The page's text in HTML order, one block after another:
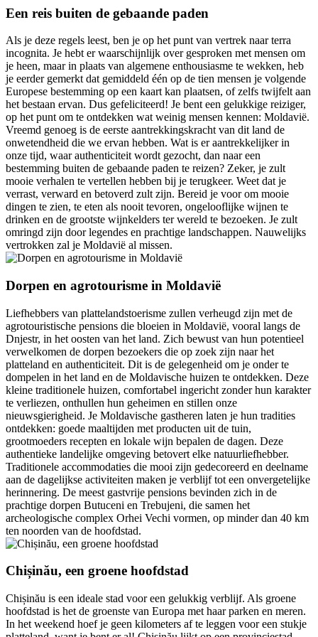
Een reis buiten de gebaande paden
Als je deze regels leest, ben je op het punt van vertrek naar terra
incognita. Je hebt er waarschijnlijk over gesproken met mensen om
je heen, maar in plaats van algemene enthousiasme te wekken, heb
je eerder gemerkt dat gemiddeld één op de tien mensen je volgende
Europese bestemming op een kaart kan plaatsen, of zelfs twijfelt aan
het bestaan ervan. Dus gefeliciteerd! Je bent een gelukkige reiziger,
op het punt om te ontdekken wat weinig mensen kennen: Moldavië.
Vreemd genoeg is de eerste aantrekkingskracht van dit land de
onwetendheid die we ervan hebben. Wat is er aantrekkelijker in
onze tijd, waar authenticiteit wordt gezocht, dan naar een
bestemming buiten de gebaande paden te reizen? Zeker, je zult
mooie verhalen te vertellen hebben bij je terugkeer. Weet dat je
verrast, verward en betoverd zult zijn. Bereid je voor om mooie
dingen te zien, te eten als nooit tevoren, ongelooflijke wijnen te
drinken en de grootste wijnkelders ter wereld te bezoeken. Je zult
omringd zijn door legendes en prachtige landschappen. Nauwelijks
vertrokken zal je Moldavië al missen.
Dorpen en agrotourisme in Moldavië
Liefhebbers van plattelandstoerisme zullen verheugd zijn met de
agrotouristische pensions die bloeien in Moldavië, vooral langs de
Dnjestr, in het oosten van het land. Zich bewust van hun potentieel
verwelkomen de dorpen bezoekers die op zoek zijn naar het
platteland en authenticiteit. Dit is de gelegenheid om je onder te
dompelen in het land en de Moldavische huizen te ontdekken. Deze
kleine traditionele huizen, comfortabel ingericht zonder hun karakter
te verliezen, onthullen hun geheimen en stillen onze
nieuwsgierigheid. Je Moldavische gastheren laten je hun tradities
ontdekken: goede maaltijden met producten uit de tuin,
grootmoeders recepten en lokale wijn bepalen de dagen. Deze
authentieke landelijke omgeving betovert elke natuurliefhebber.
Traditionele accommodaties die mooi zijn gedecoreerd en deelname
aan de dagelijkse activiteiten maken je verblijf tot een onvergetelijke
herinnering. De meest gastvrije pensions bevinden zich in de
prachtige dorpen Butuceni en Trebujeni, die samen het
archeologische complex Orhei Vechi vormen, op minder dan 40 km
ten noorden van de hoofdstad.
Chișinău, een groene hoofdstad
Chișinău is een ideale stad voor een gelukkig verblijf. Als groene
hoofdstad is het de groenste van Europa met haar parken en meren.
In het weekend hoef je geen kilometers af te leggen voor een stukje